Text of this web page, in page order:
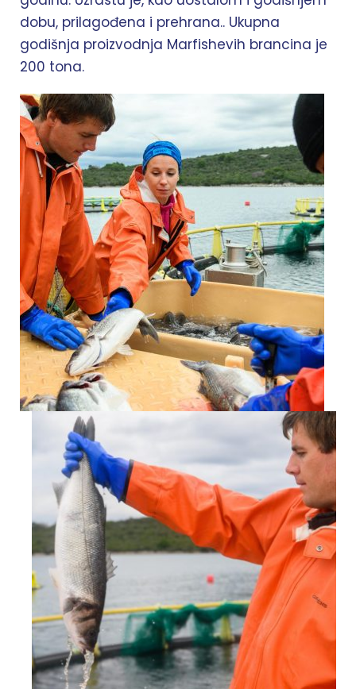
dobu, prilagođena i prehrana.. Ukupna
godišnja proizvodnja Marfishevih brancina je
200 tona.